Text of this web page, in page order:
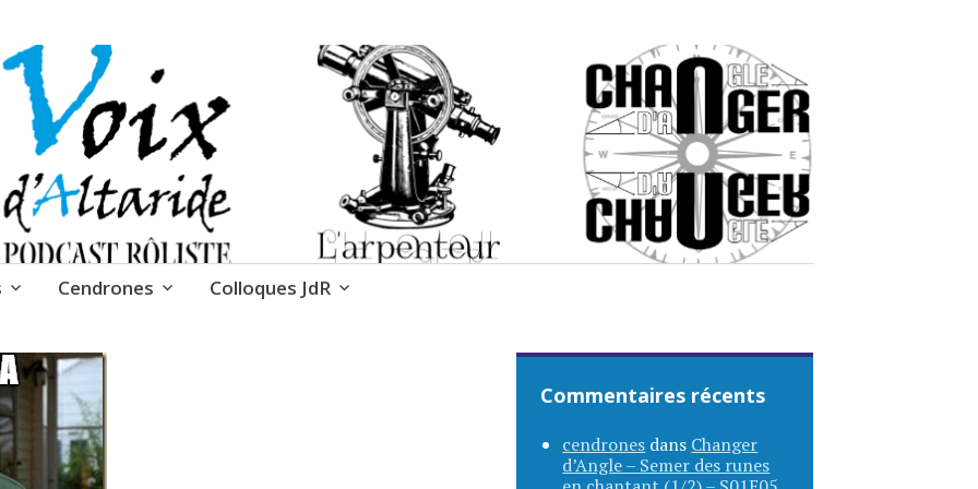
Cendrones Colloques JdR
Commentaires récents
cendrones dans Changer
d’Angle – Semer des runes